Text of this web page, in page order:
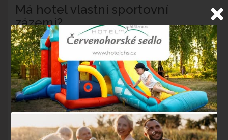
Má hotel vlastní sportovní
zázemí?
Ano, k dispozici je malé fitness, herna (kulečník, šipky, air-
hockey, Nintendo) a stolní tenis.
Je možné zapůjčit elektrokola?
Ano, hotel nabízí půjčovnu elektrokol přímo na místě.
Restaurace a gastronomie